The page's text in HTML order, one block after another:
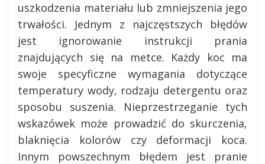
uszkodzenia materiału lub zmniejszenia jego
trwałości. Jednym z najczęstszych błędów
jest ignorowanie instrukcji prania
znajdujących się na metce. Każdy koc ma
swoje specyficzne wymagania dotyczące
temperatury wody, rodzaju detergentu oraz
sposobu suszenia. Nieprzestrzeganie tych
wskazówek może prowadzić do skurczenia,
blaknięcia kolorów czy deformacji koca.
Innym powszechnym błędem jest pranie